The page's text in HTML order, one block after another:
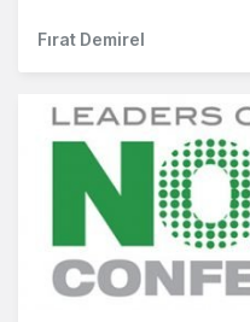
Fırat Demirel